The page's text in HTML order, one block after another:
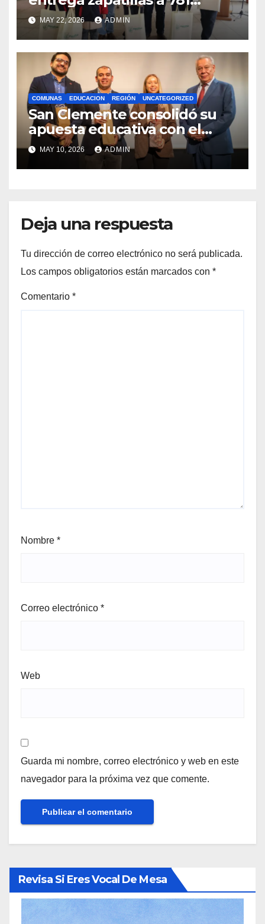
estudiantes con recursos del
Royalty Minero
MAY 22, 2026 ADMIN
COMUNAS EDUCACION REGIÓN UNCATEGORIZED
San Clemente consolidó su
apuesta educativa con el
lanzamiento del
Preuniversitario Brotes 2026
MAY 10, 2026 ADMIN
Deja una respuesta
Tu dirección de correo electrónico no será publicada.
Los campos obligatorios están marcados con *
Comentario *
Nombre *
Correo electrónico *
Web
Guarda mi nombre, correo electrónico y web en este
navegador para la próxima vez que comente.
Revisa Si Eres Vocal De Mesa